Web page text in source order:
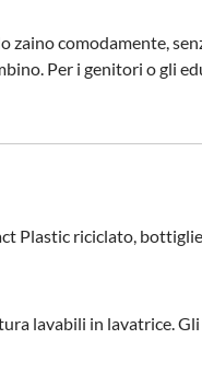
comodamente,
Per i genitori o gli
Plastic riciclato,
lavabili in lavatrice.